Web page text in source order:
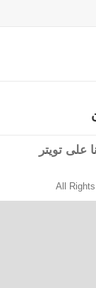
على تويتر
All